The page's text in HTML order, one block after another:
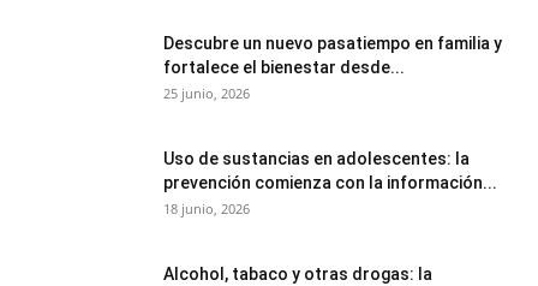
Descubre un nuevo pasatiempo en familia y
fortalece el bienestar desde...
25 junio, 2026
Uso de sustancias en adolescentes: la
prevención comienza con la información...
18 junio, 2026
Alcohol, tabaco y otras drogas: la